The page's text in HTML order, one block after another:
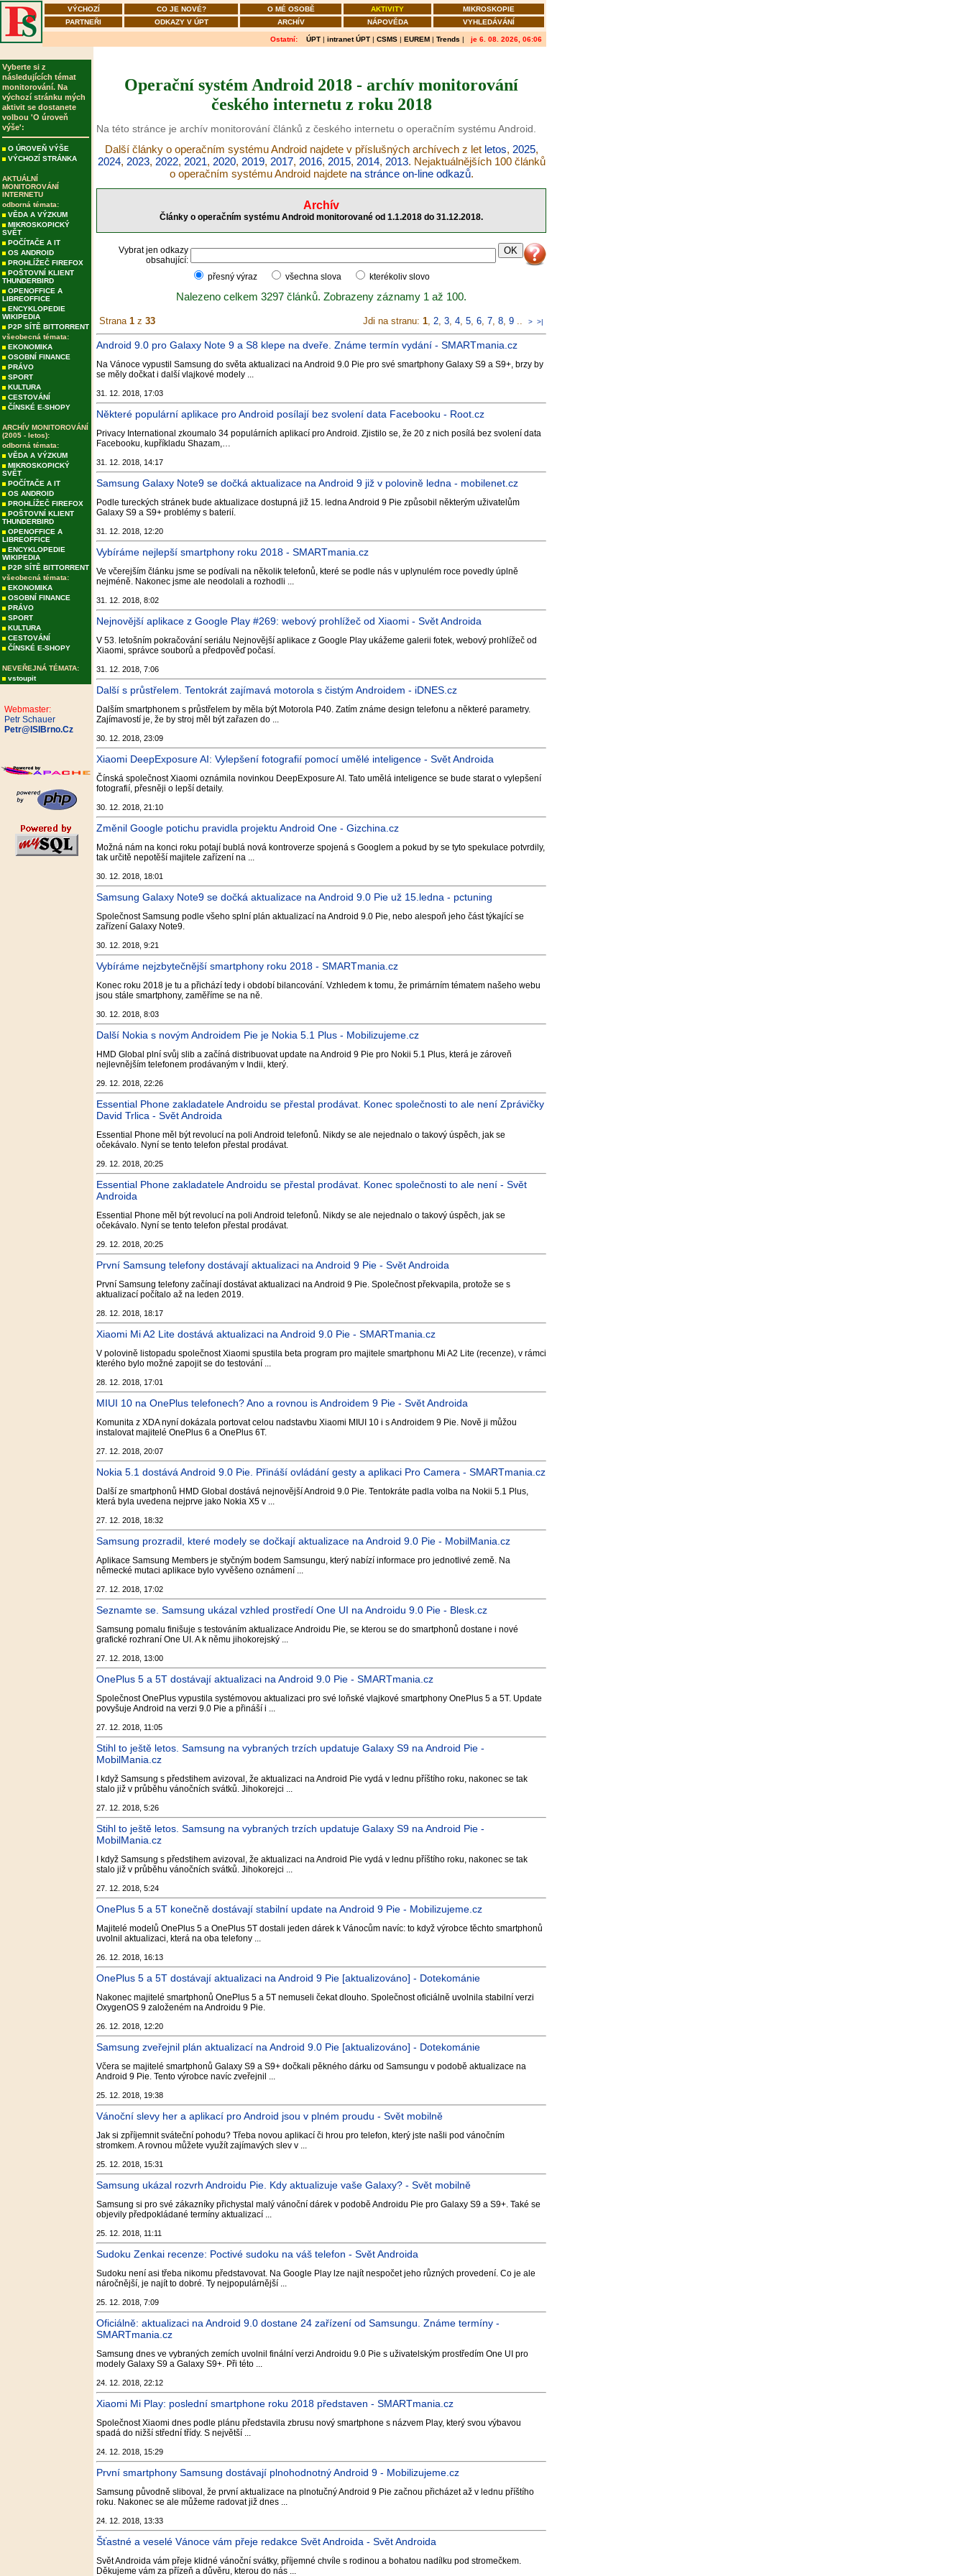
VÝCHOZÍ CO JE NOVÉ? O MÉ OSOBĚ AKTIVITY
MIKROSKOPIE
PARTNEŘI
ODKAZY V ÚPT ARCHÍV NÁPOVĚDA VYHLEDÁVÁNÍ
Ostatní: ÚPT | intranet ÚPT | CSMS | EUREM | Trends | je 6. 08. 2026, 06:06
Vyberte si z
následujících témat
monitorování. Na
výchozí stránku mých
aktivit se dostanete
volbou 'O úroveň
výše':
O ÚROVEŇ VÝŠE
VÝCHOZÍ STRÁNKA
AKTUÁLNÍ
MONITOROVÁNÍ
INTERNETU
odborná témata:
VĚDA A VÝZKUM
MIKROSKOPICKÝ
SVĚT
POČÍTAČE A IT
OS ANDROID
PROHLÍŽEČ FIREFOX
POŠTOVNÍ KLIENT
THUNDERBIRD
OPENOFFICE A
LIBREOFFICE
ENCYKLOPEDIE
WIKIPEDIA
P2P SÍTĚ BITTORRENT
všeobecná témata:
EKONOMIKA
OSOBNÍ FINANCE
PRÁVO
SPORT
KULTURA
CESTOVÁNÍ
ČÍNSKÉ E-SHOPY
ARCHÍV MONITOROVÁNÍ
(2005 - letos):
odborná témata:
VĚDA A VÝZKUM
MIKROSKOPICKÝ
SVĚT
POČÍTAČE A IT
OS ANDROID
PROHLÍŽEČ FIREFOX
POŠTOVNÍ KLIENT
THUNDERBIRD
OPENOFFICE A
LIBREOFFICE
ENCYKLOPEDIE
WIKIPEDIA
P2P SÍTĚ BITTORRENT
všeobecná témata:
EKONOMIKA
OSOBNÍ FINANCE
PRÁVO
SPORT
KULTURA
CESTOVÁNÍ
ČÍNSKÉ E-SHOPY
NEVEŘEJNÁ TÉMATA:
vstoupit
Webmaster:
Petr Schauer
Petr@ISIBrno.Cz
Operační systém Android 2018 - archív monitorování
českého internetu z roku 2018
Na této stránce je archív monitorování článků z českého internetu o operačním systému Android.
Další články o operačním systému Android najdete v příslušných archívech z let letos, 2025,
2024, 2023, 2022, 2021, 2020, 2019, 2017, 2016, 2015, 2014, 2013. Nejaktuálnějších 100 článků
o operačním systému Android najdete na stránce on-line odkazů.
Archív
Články o operačním systému Android monitorované od 1.1.2018 do 31.12.2018.
Vybrat jen odkazy
obsahující:
přesný výraz
všechna slova kterékoliv slovo
Nalezeno celkem 3297 článků. Zobrazeny záznamy 1 až 100.
Strana 1 z 33 Jdi na stranu: 1, 2, 3, 4, 5, 6, 7, 8, 9 .. > >|
Android 9.0 pro Galaxy Note 9 a S8 klepe na dveře. Známe termín vydání - SMARTmania.cz
Na Vánoce vypustil Samsung do světa aktualizaci na Android 9.0 Pie pro své smartphony Galaxy S9 a S9+, brzy by
se měly dočkat i další vlajkové modely ...
31. 12. 2018, 17:03
Některé populární aplikace pro Android posílají bez svolení data Facebooku - Root.cz
Privacy International zkoumalo 34 populárních aplikací pro Android. Zjistilo se, že 20 z nich posílá bez svolení data
Facebooku, kupříkladu Shazam,…
31. 12. 2018, 14:17
Samsung Galaxy Note9 se dočká aktualizace na Android 9 již v polovině ledna - mobilenet.cz
Podle tureckých stránek bude aktualizace dostupná již 15. ledna Android 9 Pie způsobil některým uživatelům
Galaxy S9 a S9+ problémy s baterií.
31. 12. 2018, 12:20
Vybíráme nejlepší smartphony roku 2018 - SMARTmania.cz
Ve včerejším článku jsme se podívali na několik telefonů, které se podle nás v uplynulém roce povedly úplně
nejméně. Nakonec jsme ale neodolali a rozhodli ...
31. 12. 2018, 8:02
Nejnovější aplikace z Google Play #269: webový prohlížeč od Xiaomi - Svět Androida
V 53. letošním pokračování seriálu Nejnovější aplikace z Google Play ukážeme galerii fotek, webový prohlížeč od
Xiaomi, správce souborů a předpověď počasí.
31. 12. 2018, 7:06
Další s průstřelem. Tentokrát zajímavá motorola s čistým Androidem - iDNES.cz
Dalším smartphonem s průstřelem by měla být Motorola P40. Zatím známe design telefonu a některé parametry.
Zajímavostí je, že by stroj měl být zařazen do ...
30. 12. 2018, 23:09
Xiaomi DeepExposure AI: Vylepšení fotografií pomocí umělé inteligence - Svět Androida
Čínská společnost Xiaomi oznámila novinkou DeepExposure AI. Tato umělá inteligence se bude starat o vylepšení
fotografií, přesněji o lepší detaily.
30. 12. 2018, 21:10
Změnil Google potichu pravidla projektu Android One - Gizchina.cz
Možná nám na konci roku potají bublá nová kontroverze spojená s Googlem a pokud by se tyto spekulace potvrdily,
tak určitě nepotěší majitele zařízení na ...
30. 12. 2018, 18:01
Samsung Galaxy Note9 se dočká aktualizace na Android 9.0 Pie už 15.ledna - pctuning
Společnost Samsung podle všeho splní plán aktualizací na Android 9.0 Pie, nebo alespoň jeho část týkající se
zařízení Galaxy Note9.
30. 12. 2018, 9:21
Vybíráme nejzbytečnější smartphony roku 2018 - SMARTmania.cz
Konec roku 2018 je tu a přichází tedy i období bilancování. Vzhledem k tomu, že primárním tématem našeho webu
jsou stále smartphony, zaměříme se na ně.
30. 12. 2018, 8:03
Další Nokia s novým Androidem Pie je Nokia 5.1 Plus - Mobilizujeme.cz
HMD Global plní svůj slib a začíná distribuovat update na Android 9 Pie pro Nokii 5.1 Plus, která je zároveň
nejlevnějším telefonem prodávaným v Indii, který.
29. 12. 2018, 22:26
Essential Phone zakladatele Androidu se přestal prodávat. Konec společnosti to ale není Zprávičky
David Trlica - Svět Androida
Essential Phone měl být revolucí na poli Android telefonů. Nikdy se ale nejednalo o takový úspěch, jak se
očekávalo. Nyní se tento telefon přestal prodávat.
29. 12. 2018, 20:25
Essential Phone zakladatele Androidu se přestal prodávat. Konec společnosti to ale není - Svět
Androida
Essential Phone měl být revolucí na poli Android telefonů. Nikdy se ale nejednalo o takový úspěch, jak se
očekávalo. Nyní se tento telefon přestal prodávat.
29. 12. 2018, 20:25
První Samsung telefony dostávají aktualizaci na Android 9 Pie - Svět Androida
První Samsung telefony začínají dostávat aktualizaci na Android 9 Pie. Společnost překvapila, protože se s
aktualizací počítalo až na leden 2019.
28. 12. 2018, 18:17
Xiaomi Mi A2 Lite dostává aktualizaci na Android 9.0 Pie - SMARTmania.cz
V polovině listopadu společnost Xiaomi spustila beta program pro majitele smartphonu Mi A2 Lite (recenze), v rámci
kterého bylo možné zapojit se do testování ...
28. 12. 2018, 17:01
MIUI 10 na OnePlus telefonech? Ano a rovnou is Androidem 9 Pie - Svět Androida
Komunita z XDA nyní dokázala portovat celou nadstavbu Xiaomi MIUI 10 i s Androidem 9 Pie. Nově ji můžou
instalovat majitelé OnePlus 6 a OnePlus 6T.
27. 12. 2018, 20:07
Nokia 5.1 dostává Android 9.0 Pie. Přináší ovládání gesty a aplikaci Pro Camera - SMARTmania.cz
Další ze smartphonů HMD Global dostává nejnovější Android 9.0 Pie. Tentokráte padla volba na Nokii 5.1 Plus,
která byla uvedena nejprve jako Nokia X5 v ...
27. 12. 2018, 18:32
Samsung prozradil, které modely se dočkají aktualizace na Android 9.0 Pie - MobilMania.cz
Aplikace Samsung Members je styčným bodem Samsungu, který nabízí informace pro jednotlivé země. Na
německé mutaci aplikace bylo vyvěšeno oznámení ...
27. 12. 2018, 17:02
Seznamte se. Samsung ukázal vzhled prostředí One UI na Androidu 9.0 Pie - Blesk.cz
Samsung pomalu finišuje s testováním aktualizace Androidu Pie, se kterou se do smartphonů dostane i nové
grafické rozhraní One UI. A k němu jihokorejský ...
27. 12. 2018, 13:00
OnePlus 5 a 5T dostávají aktualizaci na Android 9.0 Pie - SMARTmania.cz
Společnost OnePlus vypustila systémovou aktualizaci pro své loňské vlajkové smartphony OnePlus 5 a 5T. Update
povyšuje Android na verzi 9.0 Pie a přináší i ...
27. 12. 2018, 11:05
Stihl to ještě letos. Samsung na vybraných trzích updatuje Galaxy S9 na Android Pie -
MobilMania.cz
I když Samsung s předstihem avizoval, že aktualizaci na Android Pie vydá v lednu příštího roku, nakonec se tak
stalo již v průběhu vánočních svátků. Jihokorejci ...
27. 12. 2018, 5:26
Stihl to ještě letos. Samsung na vybraných trzích updatuje Galaxy S9 na Android Pie -
MobilMania.cz
I když Samsung s předstihem avizoval, že aktualizaci na Android Pie vydá v lednu příštího roku, nakonec se tak
stalo již v průběhu vánočních svátků. Jihokorejci ...
27. 12. 2018, 5:24
OnePlus 5 a 5T konečně dostávají stabilní update na Android 9 Pie - Mobilizujeme.cz
Majitelé modelů OnePlus 5 a OnePlus 5T dostali jeden dárek k Vánocům navíc: to když výrobce těchto smartphonů
uvolnil aktualizaci, která na oba telefony ...
26. 12. 2018, 16:13
OnePlus 5 a 5T dostávají aktualizaci na Android 9 Pie [aktualizováno] - Dotekománie
Nakonec majitelé smartphonů OnePlus 5 a 5T nemuseli čekat dlouho. Společnost oficiálně uvolnila stabilní verzi
OxygenOS 9 založeném na Androidu 9 Pie.
26. 12. 2018, 12:20
Samsung zveřejnil plán aktualizací na Android 9.0 Pie [aktualizováno] - Dotekománie
Včera se majitelé smartphonů Galaxy S9 a S9+ dočkali pěkného dárku od Samsungu v podobě aktualizace na
Android 9 Pie. Tento výrobce navíc zveřejnil ...
25. 12. 2018, 19:38
Vánoční slevy her a aplikací pro Android jsou v plném proudu - Svět mobilně
Jak si zpříjemnit sváteční pohodu? Třeba novou aplikací či hrou pro telefon, který jste našli pod vánočním
stromkem. A rovnou můžete využít zajímavých slev v ...
25. 12. 2018, 15:31
Samsung ukázal rozvrh Androidu Pie. Kdy aktualizuje vaše Galaxy? - Svět mobilně
Samsung si pro své zákazníky přichystal malý vánoční dárek v podobě Androidu Pie pro Galaxy S9 a S9+. Také se
objevily předpokládané termíny aktualizací ...
25. 12. 2018, 11:11
Sudoku Zenkai recenze: Poctivé sudoku na váš telefon - Svět Androida
Sudoku není asi třeba nikomu představovat. Na Google Play lze najít nespočet jeho různých provedení. Co je ale
náročnější, je najít to dobré. Ty nejpopulárnější ...
25. 12. 2018, 7:09
Oficiálně: aktualizaci na Android 9.0 dostane 24 zařízení od Samsungu. Známe termíny -
SMARTmania.cz
Samsung dnes ve vybraných zemích uvolnil finální verzi Androidu 9.0 Pie s uživatelským prostředím One UI pro
modely Galaxy S9 a Galaxy S9+. Při této ...
24. 12. 2018, 22:12
Xiaomi Mi Play: poslední smartphone roku 2018 představen - SMARTmania.cz
Společnost Xiaomi dnes podle plánu představila zbrusu nový smartphone s názvem Play, který svou výbavou
spadá do nižší střední třídy. S největší ...
24. 12. 2018, 15:29
První smartphony Samsung dostávají plnohodnotný Android 9 - Mobilizujeme.cz
Samsung původně sliboval, že první aktualizace na plnotučný Android 9 Pie začnou přicházet až v lednu příštího
roku. Nakonec se ale můžeme radovat již dnes ...
24. 12. 2018, 13:33
Šťastné a veselé Vánoce vám přeje redakce Svět Androida - Svět Androida
Svět Androida vám přeje klidné vánoční svátky, příjemné chvíle s rodinou a bohatou nadílku pod stromečkem.
Děkujeme vám za přízeň a důvěru, kterou do nás ...